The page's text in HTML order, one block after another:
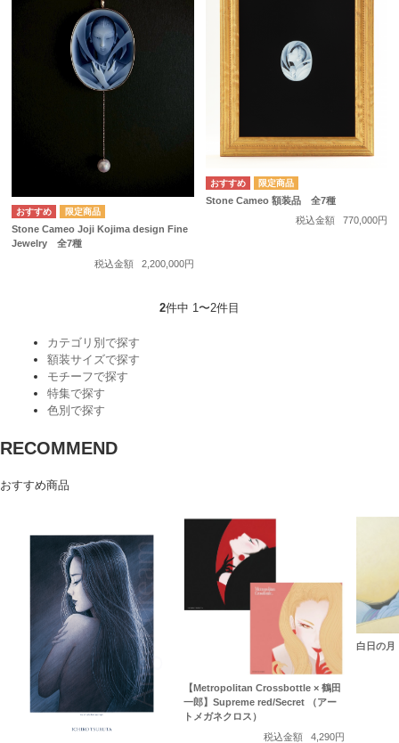
Stone Cameo Joji Kojima design Fine
Jewelry 全7種
税込金額
2,200,000円
Stone Cameo 額装品 全7種
税込金額
770,000円
2件中 1〜2件目
カテゴリ別で探す
額装サイズで探す
モチーフで探す
特集で探す
色別で探す
RECOMMEND
おすすめ商品
【Metropolitan Crossbottle × 鶴田
一郎】Supreme red/Secret （アー
トメガネクロス）
税込金額
4,290円
白日の月